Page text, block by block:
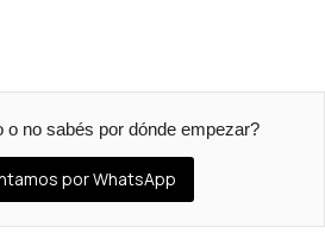
o no sabés por dónde empezar?
por WhatsApp